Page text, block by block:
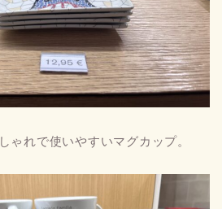
ゃれで使いやすいマグカップ。